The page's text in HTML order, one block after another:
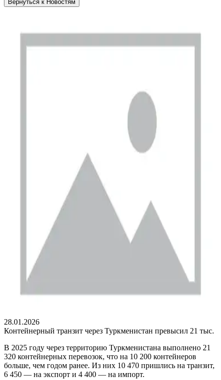
Вернуться к Новостям
28.01.2026
Контейнерный транзит через Туркменистан превысил 21 тыс.
В 2025 году через территорию Туркменистана выполнено 21
320 контейнерных перевозок, что на 10 200 контейнеров
больше, чем годом ранее. Из них 10 470 пришлись на транзит,
6 450 — на экспорт и 4 400 — на импорт.